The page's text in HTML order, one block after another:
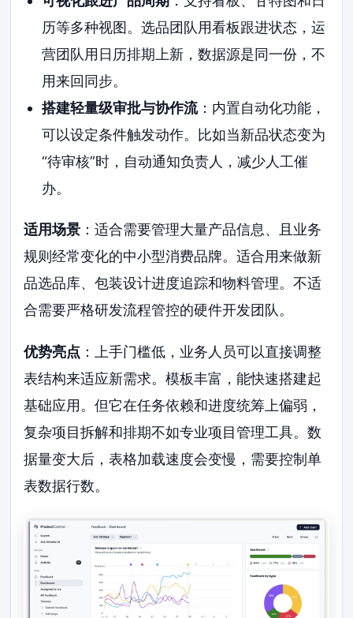
历等多种视图。选品团队用看板跟进状态，运
营团队用日历排期上新，数据源是同一份，不
用来回同步。
搭建轻量级审批与协作流：内置自动化功能，
可以设定条件触发动作。比如当新品状态变为
“待审核”时，自动通知负责人，减少人工催
办。
适用场景 ：适合需要管理大量产品信息、且业务
规则经常变化的中小型消费品牌。适合用来做新
品选品库、包装设计进度追踪和物料管理。不适
合需要严格研发流程管控的硬件开发团队。
优势亮点 ：上手门槛低，业务人员可以直接调整
表结构来适应新需求。模板丰富，能快速搭建起
基础应用。但它在任务依赖和进度统筹上偏弱，
复杂项目拆解和排期不如专业项目管理工具。数
据量变大后，表格加载速度会变慢，需要控制单
表数据行数。